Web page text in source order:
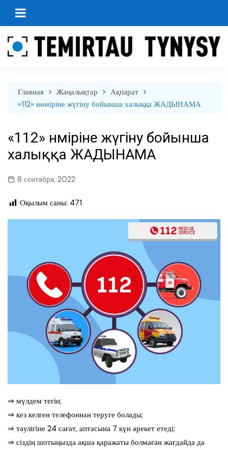
перейти
Главная Жаңалықтар
Ақпарат
«112» нөміріне жүгіну бойынша халыққа ЖАДЫНАМА
«112» нөміріне жүгіну бойынша
халыққа ЖАДЫНАМА
8 сентября, 2022
Оқылым саны: 471
⇒ мүлдем тегін;
⇒ кез келген телефоннан теруге болады;
⇒ тәулігіне 24 сағат, аптасына 7 күн әрекет етеді;
⇒ сіздің шотыңызда ақша қаражаты болмаған жағдайда да